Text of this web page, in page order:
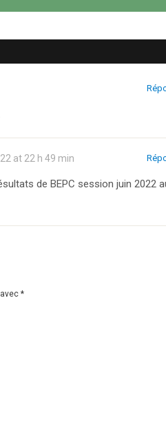
at 22 h 49 min
de BEPC session juin 2022
*